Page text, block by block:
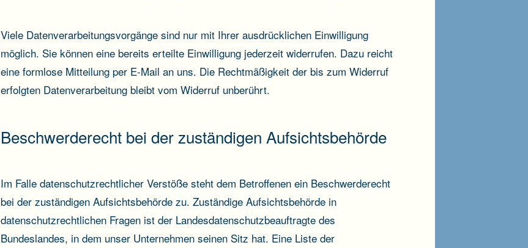
Viele Datenverarbeitungsvorgänge sind nur mit Ihrer ausdrücklichen Einwilligung
möglich. Sie können eine bereits erteilte Einwilligung jederzeit widerrufen. Dazu reicht
eine formlose Mitteilung per E-Mail an uns. Die Rechtmäßigkeit der bis zum Widerruf
erfolgten Datenverarbeitung bleibt vom Widerruf unberührt.
Beschwerderecht bei der zuständigen Aufsichtsbehörde
Im Falle datenschutzrechtlicher Verstöße steht dem Betroffenen ein Beschwerderecht
bei der zuständigen Aufsichtsbehörde zu. Zuständige Aufsichtsbehörde in
datenschutzrechtlichen Fragen ist der Landesdatenschutzbeauftragte des
Bundeslandes, in dem unser Unternehmen seinen Sitz hat. Eine Liste der